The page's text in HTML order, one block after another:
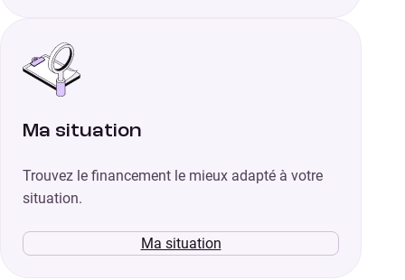
Ma situation
Trouvez le financement le mieux adapté à votre
situation.
Ma situation